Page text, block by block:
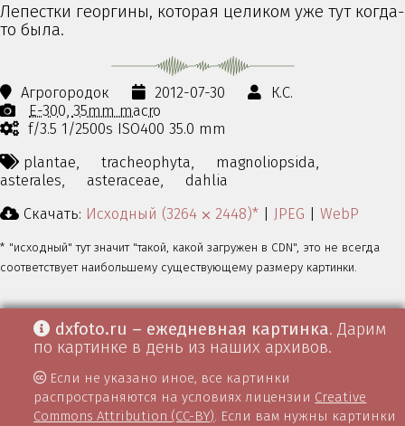
Лепестки георгины, которая целиком уже тут когда-
то была.
Агрогородок 2012-07-30
К.С.
E-300 35mm macro
f/3.5 1/2500s ISO400 35.0 mm
plantae,
tracheophyta,
magnoliopsida,
asterales,
asteraceae,
dahlia
Скачать: Исходный (3264 ⨉ 2448)* | JPEG | WebP
* "исходный" тут значит "такой, какой загружен в CDN", это не всегда
соответствует наибольшему существующему размеру картинки.
dxfoto.ru – ежедневная картинка. Дарим
по картинке в день из наших архивов.
Если не указано иное, все картинки
распространяются на условиях лицензии Creative
Commons Attribution (CC-BY). Если вам нужны картинки